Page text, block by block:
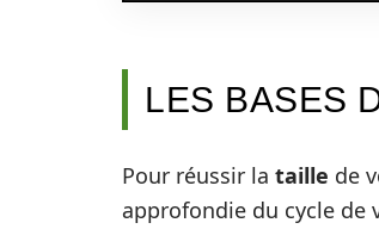
LES BASES
Pour réussir la taille de
approfondie du cycle de